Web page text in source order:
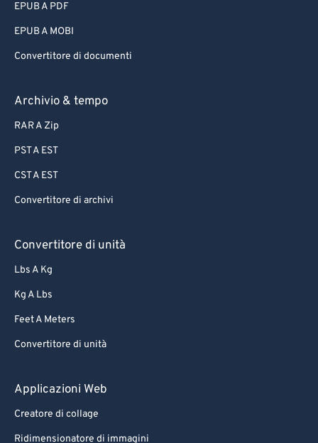
EPUB A PDF
EPUB A MOBI
Convertitore di documenti
Archivio & tempo
RAR A Zip
PST A EST
CST A EST
Convertitore di archivi
Convertitore di unità
Lbs A Kg
Kg A Lbs
Feet A Meters
Convertitore di unità
Applicazioni Web
Creatore di collage
Ridimensionatore di immagini